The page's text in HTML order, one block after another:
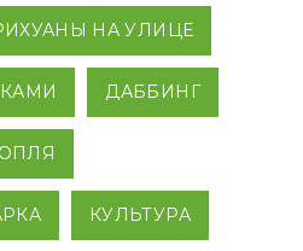
НА УЛИЦЕ
ДАББИНГ
КУЛЬТУРА